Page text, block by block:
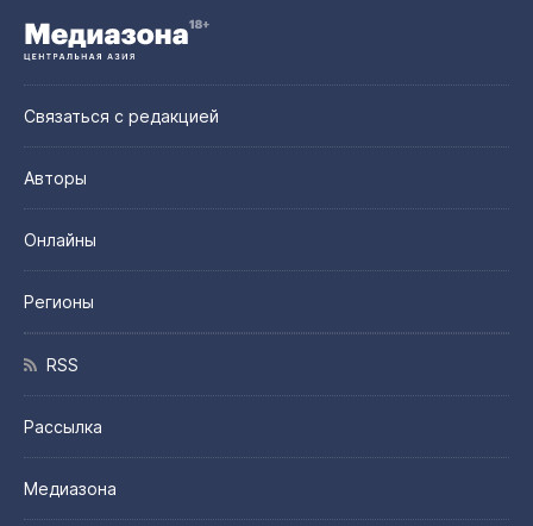
Связаться с редакцией
Авторы
Онлайны
Регионы
RSS
Рассылка
Медиазона